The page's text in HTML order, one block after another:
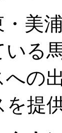
浦
いる
の
を提